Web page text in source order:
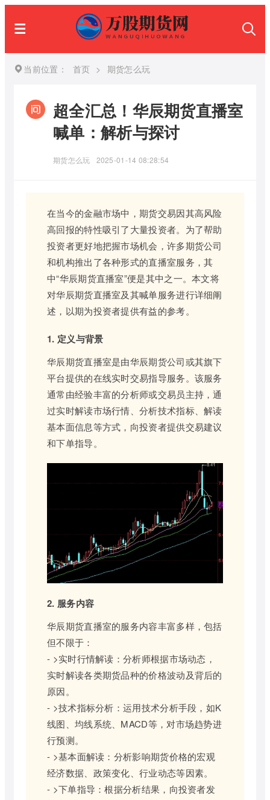
当前位置： 首页 > 期货怎么玩
超全汇总！华辰期货直播室
喊单：解析与探讨
期货怎么玩 2025-01-14 08:28:54
在当今的金融市场中，期货交易因其高风险
高回报的特性吸引了大量投资者。为了帮助
投资者更好地把握市场机会，许多期货公司
和机构推出了各种形式的直播室服务，其
中“华辰期货直播室”便是其中之一。本文将
对华辰期货直播室及其喊单服务进行详细阐
述，以期为投资者提供有益的参考。
1. 定义与背景
华辰期货直播室是由华辰期货公司或其旗下
平台提供的在线实时交易指导服务。该服务
通常由经验丰富的分析师或交易员主持，通
过实时解读市场行情、分析技术指标、解读
基本面信息等方式，向投资者提供交易建议
和下单指导。
2. 服务内容
华辰期货直播室的服务内容丰富多样，包括
但不限于：
- >实时行情解读：分析师根据市场动态，
实时解读各类期货品种的价格波动及背后的
原因。
- >技术指标分析：运用技术分析手段，如K
线图、均线系统、MACD等，对市场趋势进
行预测。
- >基本面解读：分析影响期货价格的宏观
经济数据、政策变化、行业动态等因素。
- >下单指导：根据分析结果，向投资者发